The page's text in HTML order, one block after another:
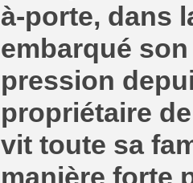
à-porte, dans
embarqué
pression
propriétaire
vit toute sa
manière forte